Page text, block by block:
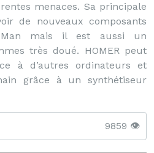
menaces. Sa principale
de nouveaux composants
Man mais il est aussi un
très doué. HOMER peut
à d’autres ordinateurs et
grâce à un synthétiseur
9859 👁️